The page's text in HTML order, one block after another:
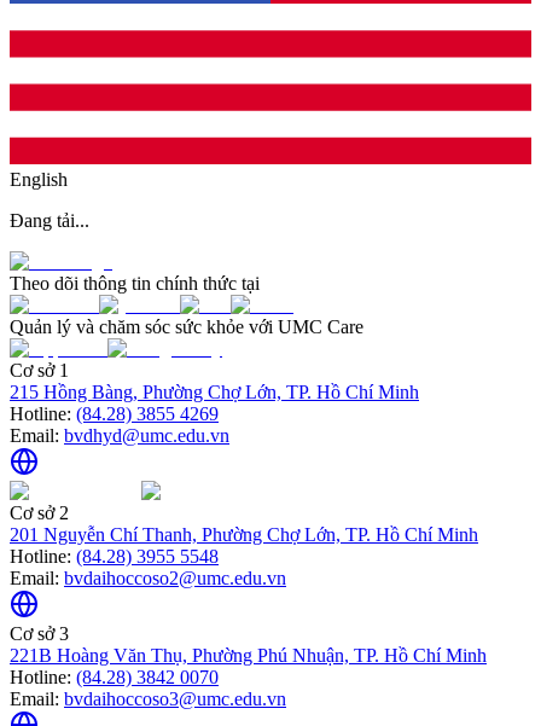
English
Đang tải...
Theo dõi thông tin chính thức tại
Quản lý và chăm sóc sức khỏe với UMC Care
Cơ sở 1
215 Hồng Bàng, Phường Chợ Lớn, TP. Hồ Chí Minh
Hotline: (84.28) 3855 4269
Email: bvdhyd@umc.edu.vn
Cơ sở 2
201 Nguyễn Chí Thanh, Phường Chợ Lớn, TP. Hồ Chí Minh
Hotline: (84.28) 3955 5548
Email: bvdaihoccoso2@umc.edu.vn
Cơ sở 3
221B Hoàng Văn Thụ, Phường Phú Nhuận, TP. Hồ Chí Minh
Hotline: (84.28) 3842 0070
Email: bvdaihoccoso3@umc.edu.vn